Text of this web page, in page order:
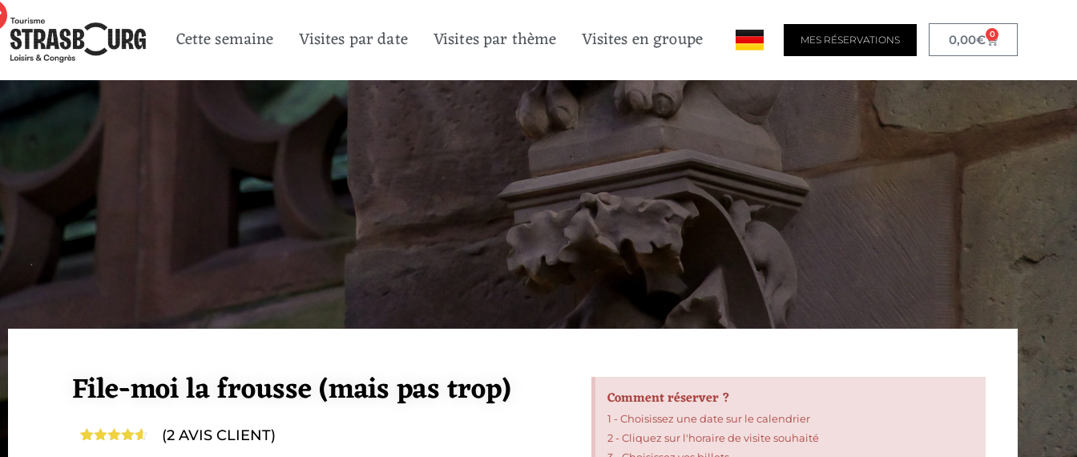
Cette semaine Visites par date Visites par thème Visites en groupe MES RÉSERVATIONS 0,00€ 0
File-moi la frousse (mais pas trop)
(2 AVIS CLIENT)
Comment réserver ?
1 - Choisissez une date sur le calendrier
2 - Cliquez sur l'horaire de visite souhaité